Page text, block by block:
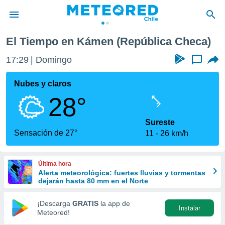
de
por
que se
calidad.
a este
las
y
forma
digital
basada
El Tiempo en Kámen (República Checa)
17:29 Domingo ...
Nubes y claros
28°
Sensación de 27°
Sureste
11
26 km/h
Última hora
Alerta meteorológica: fuertes lluvias y tormentas
dejarán hasta 80 mm en el Norte
¡Descarga GRATIS la app de
Meteored!
Instalar